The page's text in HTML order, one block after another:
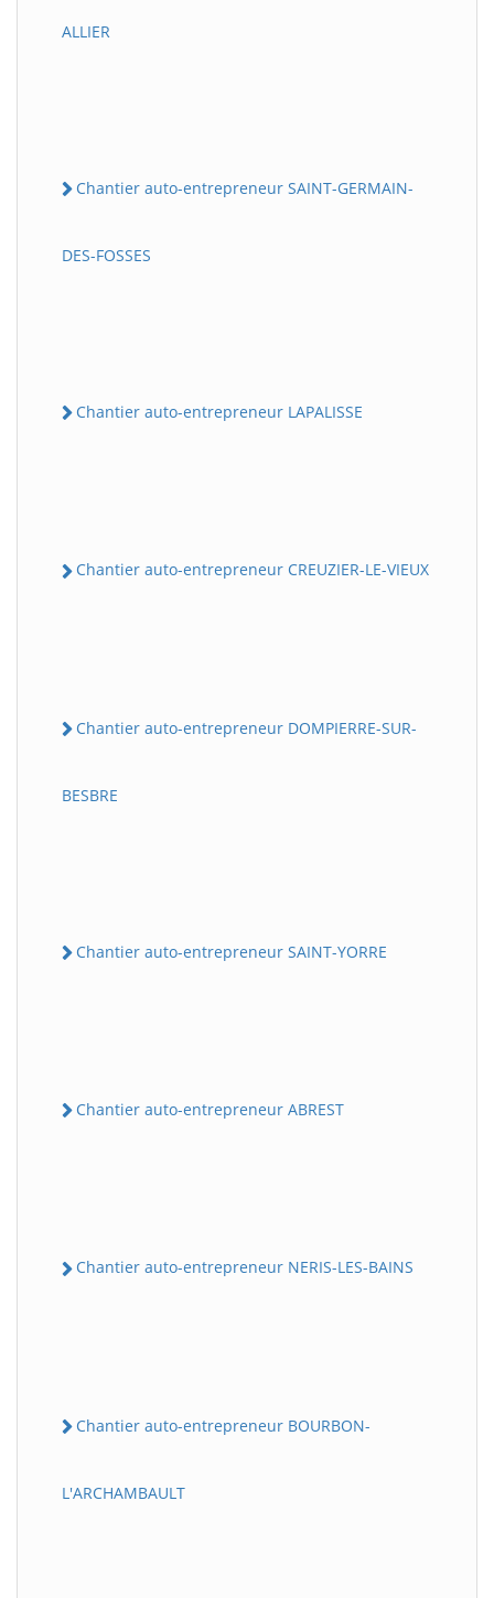
ALLIER
Chantier auto-entrepreneur SAINT-GERMAIN-
DES-FOSSES
Chantier auto-entrepreneur LAPALISSE
Chantier auto-entrepreneur CREUZIER-LE-VIEUX
Chantier auto-entrepreneur DOMPIERRE-SUR-
BESBRE
Chantier auto-entrepreneur SAINT-YORRE
Chantier auto-entrepreneur ABREST
Chantier auto-entrepreneur NERIS-LES-BAINS
Chantier auto-entrepreneur BOURBON-
L'ARCHAMBAULT